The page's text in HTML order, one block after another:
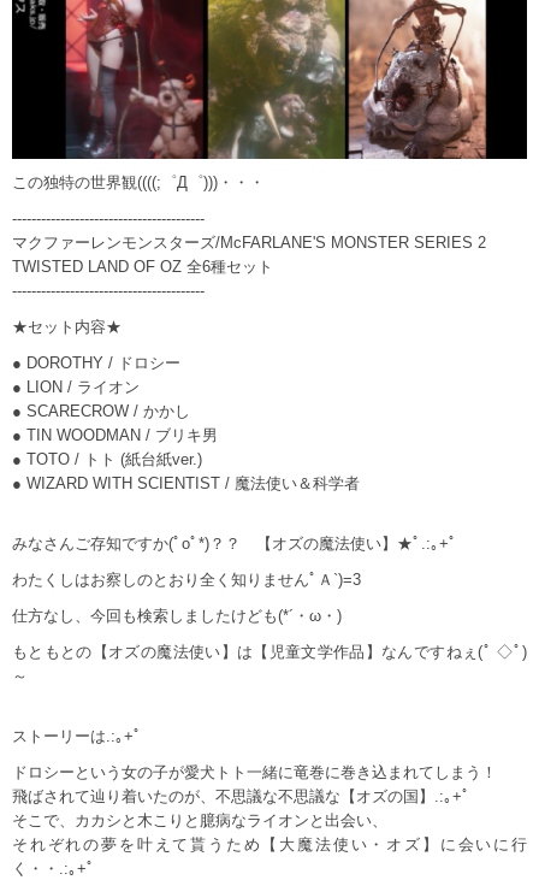
この独特の世界観((((;゜Д゜)))・・・
----------------------------------------
マクファーレンモンスターズ/McFARLANE'S MONSTER SERIES 2
TWISTED LAND OF OZ 全6種セット
----------------------------------------
★セット内容★
● DOROTHY / ドロシー
● LION / ライオン
● SCARECROW / かかし
● TIN WOODMAN / ブリキ男
● TOTO / トト (紙台紙ver.)
● WIZARD WITH SCIENTIST / 魔法使い＆科学者
みなさんご存知ですか(ﾟoﾟ*)？？ 【オズの魔法使い】★ﾟ.:｡+ﾟ
わたくしはお察しのとおり全く知りませんﾟＡ`)=3
仕方なし、今回も検索しましたけども(*´・ω・)
もともとの【オズの魔法使い】は【児童文学作品】なんですねぇ(ﾟ ◇ﾟ)
～
ストーリーは.:｡+ﾟ
ドロシーという女の子が愛犬トト一緒に竜巻に巻き込まれてしまう！
飛ばされて辿り着いたのが、不思議な不思議な【オズの国】.:｡+ﾟ
そこで、カカシと木こりと臆病なライオンと出会い、
それぞれの夢を叶えて貰うため【大魔法使い・オズ】に会いに行
く・・.:｡+ﾟ